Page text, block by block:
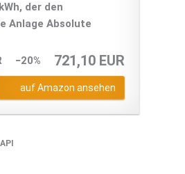
der den
Anlage Absolute
−20% 721,10 EUR
auf Amazon ansehen